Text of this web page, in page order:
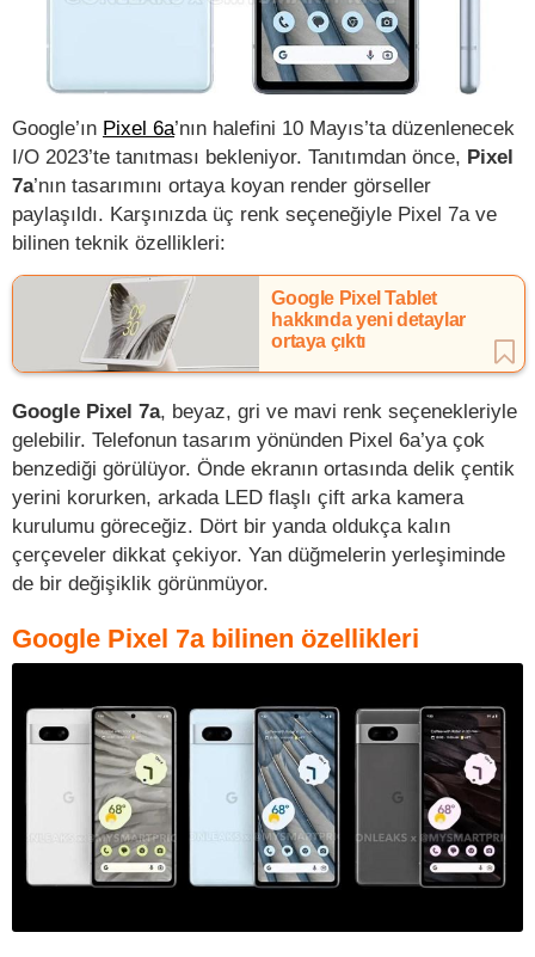
Google’ın Pixel 6a’nın halefini 10 Mayıs’ta düzenlenecek
I/O 2023’te tanıtması bekleniyor. Tanıtımdan önce, Pixel
7a’nın tasarımını ortaya koyan render görseller
paylaşıldı. Karşınızda üç renk seçeneğiyle Pixel 7a ve
bilinen teknik özellikleri:
Google Pixel Tablet
hakkında yeni detaylar
ortaya çıktı
Google Pixel 7a, beyaz, gri ve mavi renk seçenekleriyle
gelebilir. Telefonun tasarım yönünden Pixel 6a’ya çok
benzediği görülüyor. Önde ekranın ortasında delik çentik
yerini korurken, arkada LED flaşlı çift arka kamera
kurulumu göreceğiz. Dört bir yanda oldukça kalın
çerçeveler dikkat çekiyor. Yan düğmelerin yerleşiminde
de bir değişiklik görünmüyor.
Google Pixel 7a bilinen özellikleri